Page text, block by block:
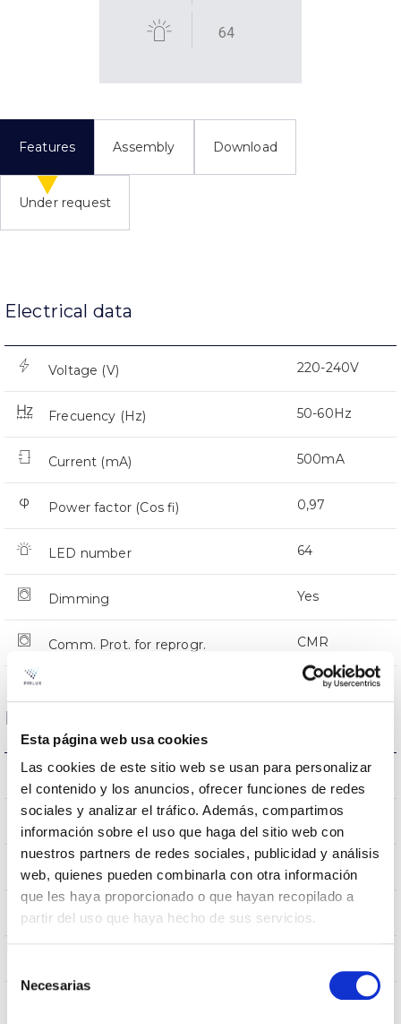
Esta página web usa cookies
Las cookies de este sitio web se usan para personalizar
el contenido y los anuncios, ofrecer funciones de redes
sociales y analizar el tráfico. Además, compartimos
información sobre el uso que haga del sitio web con
nuestros partners de redes sociales, publicidad y análisis
web, quienes pueden combinarla con otra información
que les haya proporcionado o que hayan recopilado a
partir del uso que haya hecho de sus servicios.
Necesarias
64
Features Assembly Download
Under request
Electrical data
Voltage (V) 220-240V
Frecuency (Hz) 50-60Hz
Current (mA) 500mA
Power factor (Cos fi) 0,97
LED number 64
Dimming Yes
Comm. Prot. for reprogr. CMR
Dimensions and Mounting
Mounting Crosier Mount
Wind Resistance 0,252m2
Measures 750x336x114mm
Mounting position Crosier Mount